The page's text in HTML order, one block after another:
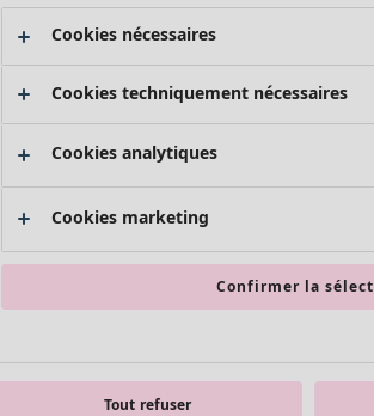
Cookies nécessaires
Cookies techniquement nécessaires
Cookies analytiques
Cookies marketing
Confirmer la
Tout refuser